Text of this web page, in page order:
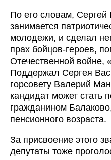
По его словам,
занимается
молодежи, и сделал
прах бойцов-героев,
Отечественной войне,
Поддержал Сергея
горсовету Валерий
кандидат может стать
гражданином
пенсионного возраста.
За присвоение этого
депутаты тоже